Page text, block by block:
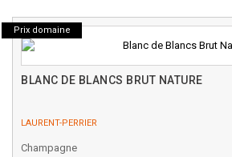
Prix domaine
BLANC DE BLANCS BRUT NATURE
LAURENT-PERRIER
Champagne